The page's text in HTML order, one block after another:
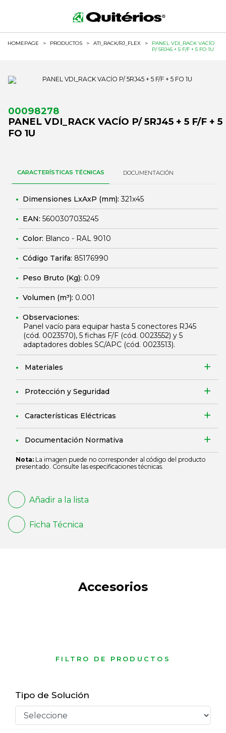
HOMEPAGE > PRODUCTOS > ATI_RACK/RJ_FLEX >
PANEL VDI_RACK VACÍO
P/ 5RJ45 + 5 F/F + 5 FO 1U
00098278
PANEL VDI_RACK VACÍO P/ 5RJ45 + 5 F/F + 5
FO 1U
CARACTERÍSTICAS TÉCNICAS DOCUMENTACIÓN
Dimensiones LxAxP (mm):321x45
EAN: 5600307035245
Color: Blanco - RAL 9010
Código Tarifa: 85176990
Peso Bruto (Kg): 0.09
Volumen (m³): 0.001
Observaciones:
Panel vacío para equipar hasta 5 conectores RJ45
(cód. 0023570), 5 fichas F/F (cód. 0023552) y 5
adaptadores dobles SC/APC (cód. 0023513).
Materiales
Protección y Seguridad
Características Eléctricas
Documentación Normativa
Nota: La imagen puede no corresponder al código del producto
presentado. Consulte las especificaciones técnicas.
Añadir a la lista
Ficha Técnica
Accesorios
FILTRO DE PRODUCTOS
Tipo de Solución